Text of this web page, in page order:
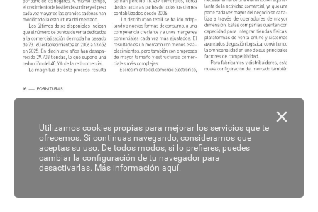
Utilizamos cookies propias para mejorar los servicios que te
ofrecemos. Si continuas navegando, consideramos que
aceptas su uso. De todos modos, si lo prefieres, puedes
cambiar la configuración de tu navegador para
desactivarlas. Más información aquí.